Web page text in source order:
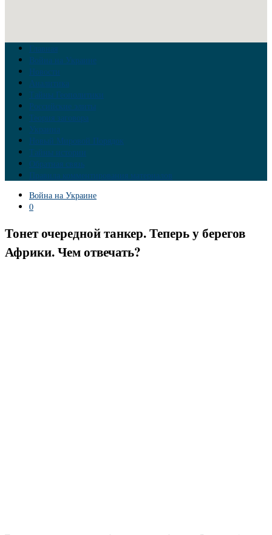
Главная
Война на Украине
Новости
Аналитика
Тайны Геополитики
Российские элиты
Теория заговора
Украина
Новый Мировой Порядок
Тайны истории
Обратная связь
Правила комментирования материалов
Война на Украине
0
Тонет очередной танкер. Теперь у берегов
Африки. Чем отвечать?